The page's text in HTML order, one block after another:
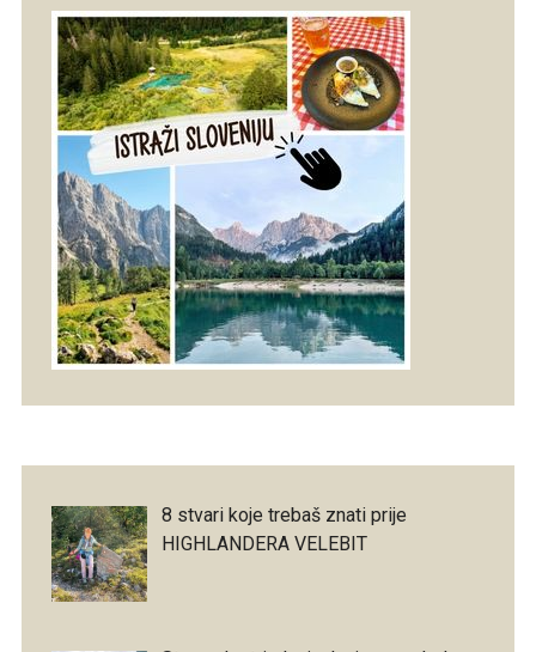
8 stvari koje trebaš znati prije
HIGHLANDERA VELEBIT